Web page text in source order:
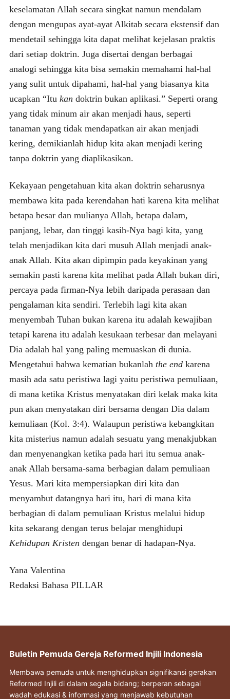
keselamatan Allah secara singkat namun mendalam
dengan mengupas ayat-ayat Alkitab secara ekstensif dan
mendetail sehingga kita dapat melihat kejelasan praktis
dari setiap doktrin. Juga disertai dengan berbagai
analogi sehingga kita bisa semakin memahami hal-hal
yang sulit untuk dipahami, hal-hal yang biasanya kita
ucapkan “Itu kan doktrin bukan aplikasi.” Seperti orang
yang tidak minum air akan menjadi haus, seperti
tanaman yang tidak mendapatkan air akan menjadi
kering, demikianlah hidup kita akan menjadi kering
tanpa doktrin yang diaplikasikan.
Kekayaan pengetahuan kita akan doktrin seharusnya
membawa kita pada kerendahan hati karena kita melihat
betapa besar dan mulianya Allah, betapa dalam,
panjang, lebar, dan tinggi kasih-Nya bagi kita, yang
telah menjadikan kita dari musuh Allah menjadi anak-
anak Allah. Kita akan dipimpin pada keyakinan yang
semakin pasti karena kita melihat pada Allah bukan diri,
percaya pada firman-Nya lebih daripada perasaan dan
pengalaman kita sendiri. Terlebih lagi kita akan
menyembah Tuhan bukan karena itu adalah kewajiban
tetapi karena itu adalah kesukaan terbesar dan melayani
Dia adalah hal yang paling memuaskan di dunia.
Mengetahui bahwa kematian bukanlah the endkarena
masih ada satu peristiwa lagi yaitu peristiwa pemuliaan,
di mana ketika Kristus menyatakan diri kelak maka kita
pun akan menyatakan diri bersama dengan Dia dalam
kemuliaan (Kol. 3:4). Walaupun peristiwa kebangkitan
kita misterius namun adalah sesuatu yang menakjubkan
dan menyenangkan ketika pada hari itu semua anak-
anak Allah bersama-sama berbagian dalam pemuliaan
Yesus. Mari kita mempersiapkan diri kita dan
menyambut datangnya hari itu, hari di mana kita
berbagian di dalam pemuliaan Kristus melalui hidup
kita sekarang dengan terus belajar menghidupi
Kehidupan Kristen dengan benar di hadapan-Nya.
Yana Valentina
Redaksi Bahasa PILLAR
Buletin Pemuda Gereja Reformed Injili Indonesia
Membawa pemuda untuk menghidupkan signifikansi gerakan
Reformed Injili di dalam segala bidang; berperan sebagai
wadah edukasi & informasi yang menjawab kebutuhan